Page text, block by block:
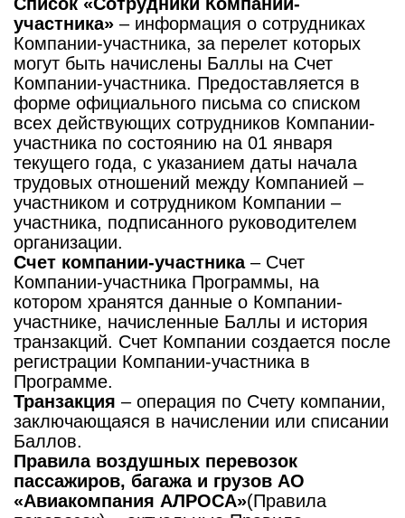
участника» – информация о сотрудниках
Компании-участника, за перелет которых
могут быть начислены Баллы на Счет
Компании-участника. Предоставляется в
форме официального письма со списком
всех действующих сотрудников Компании-
участника по состоянию на 01 января
текущего года, с указанием даты начала
трудовых отношений между Компанией –
участником и сотрудником Компании –
участника, подписанного руководителем
организации.
Счет компании-участника– Счет
Компании-участника Программы, на
котором хранятся данные о Компании-
участнике, начисленные Баллы и история
транзакций. Счет Компании создается после
регистрации Компании-участника в
Программе.
Транзакция – операция по Счету компании,
заключающаяся в начислении или списании
Баллов.
Правила воздушных перевозок
пассажиров, багажа и грузов АО
«Авиакомпания АЛРОСА»(Правила